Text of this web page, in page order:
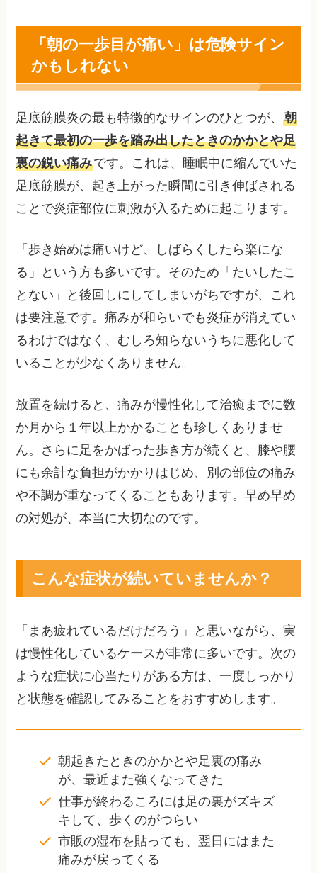
「朝の一歩目が痛い」は危険サイン
かもしれない
足底筋膜炎の最も特徴的なサインのひとつが、朝
起きて最初の一歩を踏み出したときのかかとや足
裏の鋭い痛みです。これは、睡眠中に縮んでいた
足底筋膜が、起き上がった瞬間に引き伸ばされる
ことで炎症部位に刺激が入るために起こります。
「歩き始めは痛いけど、しばらくしたら楽にな
る」という方も多いです。そのため「たいしたこ
とない」と後回しにしてしまいがちですが、これ
は要注意です。痛みが和らいでも炎症が消えてい
るわけではなく、むしろ知らないうちに悪化して
いることが少なくありません。
放置を続けると、痛みが慢性化して治癒までに数
か月から１年以上かかることも珍しくありませ
ん。さらに足をかばった歩き方が続くと、膝や腰
にも余計な負担がかかりはじめ、別の部位の痛み
や不調が重なってくることもあります。早め早め
の対処が、本当に大切なのです。
こんな症状が続いていませんか？
「まあ疲れているだけだろう」と思いながら、実
は慢性化しているケースが非常に多いです。次の
ような症状に心当たりがある方は、一度しっかり
と状態を確認してみることをおすすめします。
朝起きたときのかかとや足裏の痛み
が、最近また強くなってきた
仕事が終わるころには足の裏がズキズ
キして、歩くのがつらい
市販の湿布を貼っても、翌日にはまた
痛みが戻ってくる